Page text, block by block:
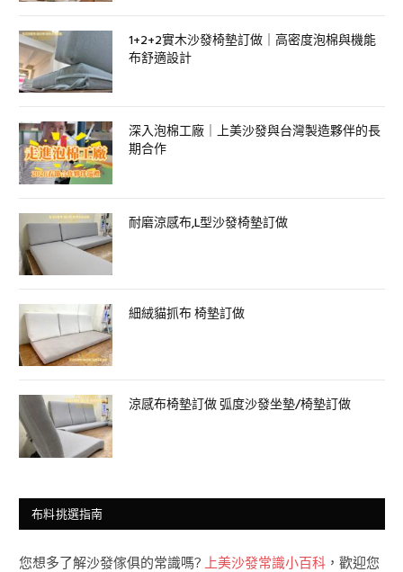
1+2+2實木沙發椅墊訂做｜高密度泡棉與機能
布舒適設計
深入泡棉工廠｜上美沙發與台灣製造夥伴的長
期合作
耐磨涼感布,L型沙發椅墊訂做
細絨貓抓布 椅墊訂做
涼感布椅墊訂做 弧度沙發坐墊/椅墊訂做
布料挑選指南
您想多了解沙發傢俱的常識嗎? 上美沙發常識小百科 ，歡迎您